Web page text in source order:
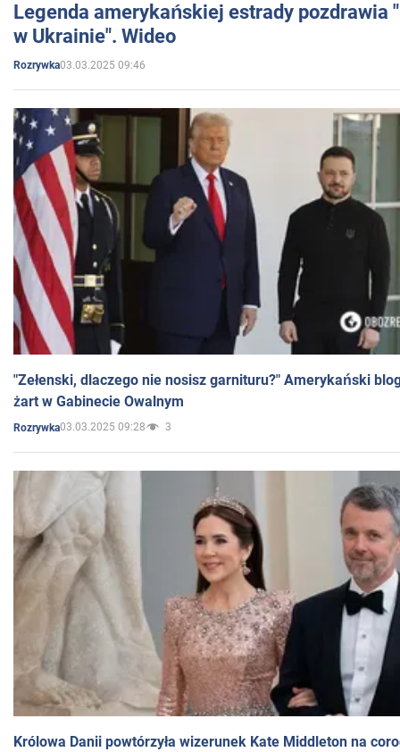
Legenda amerykańskiej estrady pozdrawia
w Ukrainie". Wideo
Rozrywka03.03.2025 09:46
"Zełenski, dlaczego nie nosisz garnituru?" Amerykański
żart w Gabinecie Owalnym
Rozrywka03.03.2025 09:28 3
Królowa Danii powtórzyła wizerunek Kate Middleton na